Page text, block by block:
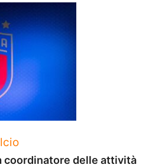
coordinatore delle attività